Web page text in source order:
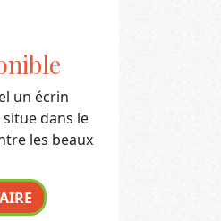
un écrin
dans le
les beaux